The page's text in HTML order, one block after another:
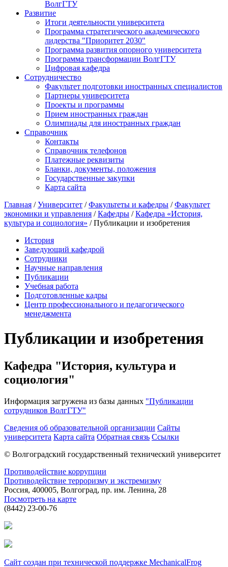
ВолгГТУ
Развитие
Итоги деятельности университета
Программа стратегического академического
лидерства "Приоритет 2030"
Программа развития опорного университета
Программа трансформации ВолгГТУ
Цифровая кафедра
Сотрудничество
Факультет подготовки иностранных специалистов
Партнеры университета
Проекты и программы
Прием иностранных граждан
Олимпиады для иностранных граждан
Справочник
Контакты
Справочник телефонов
Платежные реквизиты
Бланки, документы, положения
Государственные закупки
Карта сайта
Главная /Университет /Факультеты и кафедры /Факультет
экономики и управления /Кафедры /Кафедра «История,
культура и социология» / Публикации и изобретения
История
Заведующий кафедрой
Сотрудники
Научные направления
Публикации
Учебная работа
Подготовленные кадры
Центр профессионального и педагогического
менеджмента
Публикации и изобретения
Кафедра "История, культура и
социология"
Информация загружена из базы данных "Публикации
сотрудников ВолгГТУ"
Сведения об образовательной организации Сайты
университета Карта сайта Обратная связь Ссылки
© Волгоградский государственный технический университет
Противодействие коррупции
Противодействие терроризму и экстремизму
Россия, 400005, Волгоград, пр. им. Ленина, 28
Посмотреть на карте
(8442) 23-00-76
Сайт создан при технической поддержке MechanicalFrog